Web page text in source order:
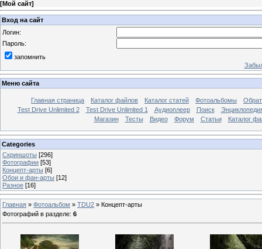
[Мой сайт]
Вход на сайт
Логин:
Пароль:
запомнить
Меню сайта
Главная страница Каталог файлов Каталог статей Фотоальбомы
Test Drive Unlimited 2
Test Drive Unlimited 1 Аудиоплеер Поиск
Магазин
Тесты Видео Форум Статьи Каталог
Categories
Скриншоты [296]
Фотографии [53]
Концепт-арты [6]
Обои и фан-арты [12]
Разное [16]
Главная » Фотоальбом » TDU2 » Концепт-арты
Фотографий в разделе: 6